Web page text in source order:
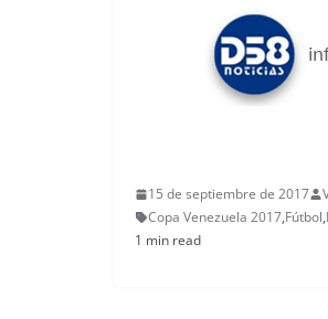
15 de septiembre de 2017
Copa Venezuela 2017,Fútbol,
1 min read